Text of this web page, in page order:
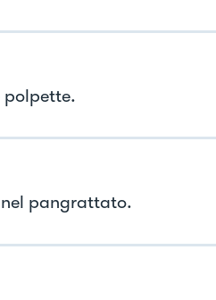
polpette.
pangrattato.